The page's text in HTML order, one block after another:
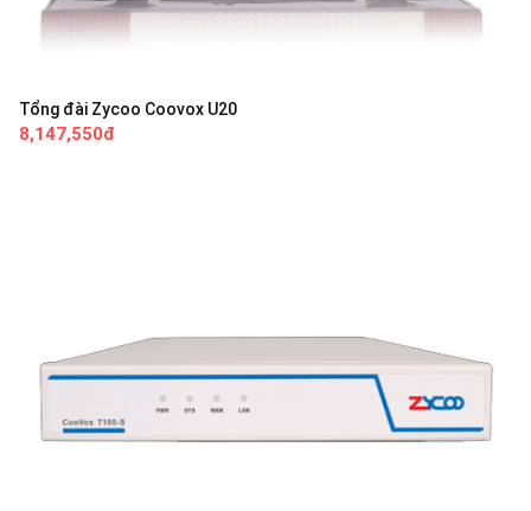
Tổng đài Zycoo Coovox U20
8,147,550đ